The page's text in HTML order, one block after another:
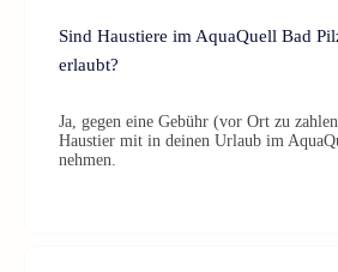
Sind Haustiere im AquaQuell Bad
erlaubt?
Ja, gegen eine Gebühr (vor Ort zu
Haustier mit in deinen Urlaub im
nehmen.